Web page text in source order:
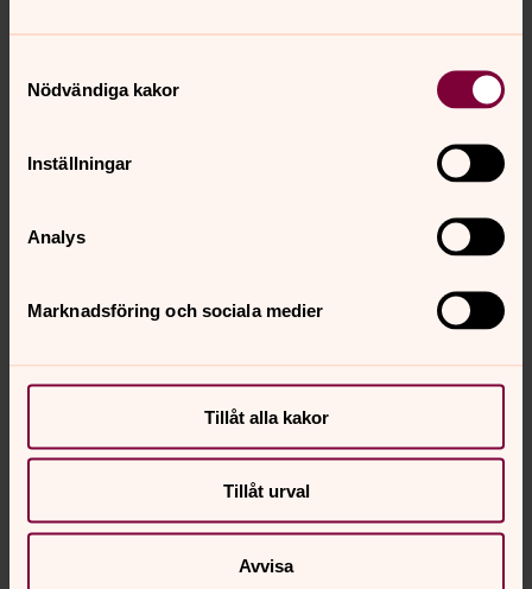
Nödvändiga kakor
Inställningar
Analys
Marknadsföring och sociala medier
Tillåt alla kakor
Tillåt urval
Avvisa
lördag 8 augusti 2026·10.00–17.00
Presence, minne - ljus och mörker. Fotografier med
utrymme for en betraktares drömmande reflektion
och upplevelse.
söndag 9 augusti 2026 ·09.00–
Vi möter söndagen tillsammans i Katarina kyrka.
Konst i Katarina - Catharina Gotby
söndag 9 augusti 2026·10.00–17.00
Katarina kyrka